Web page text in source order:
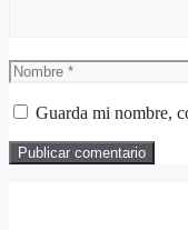
Nombre
Guarda mi nombre,